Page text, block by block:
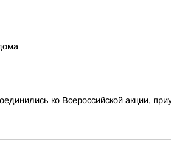
ко Всероссийской акции,